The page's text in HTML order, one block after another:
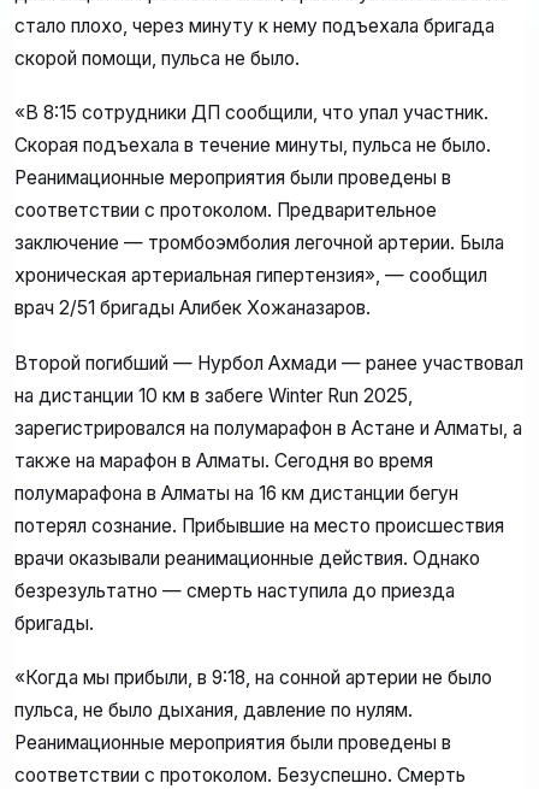
стало плохо, через минуту к нему подъехала бригада
скорой помощи, пульса не было.
«В 8:15 сотрудники ДП сообщили, что упал участник.
Скорая подъехала в течение минуты, пульса не было.
Реанимационные мероприятия были проведены в
соответствии с протоколом. Предварительное
заключение — тромбоэмболия легочной артерии. Была
хроническая артериальная гипертензия», — сообщил
врач 2/51 бригады Алибек Хожаназаров.
Второй погибший — Нурбол Ахмади — ранее участвовал
на дистанции 10 км в забеге Winter Run 2025,
зарегистрировался на полумарафон в Астане и Алматы, а
также на марафон в Алматы. Сегодня во время
полумарафона в Алматы на 16 км дистанции бегун
потерял сознание. Прибывшие на место происшествия
врачи оказывали реанимационные действия. Однако
безрезультатно — смерть наступила до приезда
бригады.
«Когда мы прибыли, в 9:18, на сонной артерии не было
пульса, не было дыхания, давление по нулям.
Реанимационные мероприятия были проведены в
соответствии с протоколом. Безуспешно. Смерть